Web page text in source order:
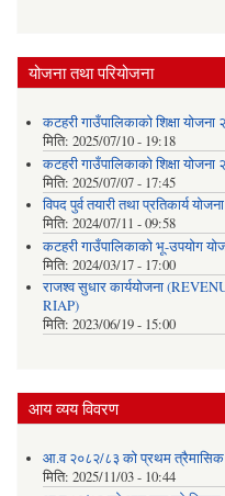
योजना तथा परियोजना
कटहरी गाउँपालिकाको शिक्षा
मिति: 2025/07/10 - 19:18
कटहरी गाउँपालिकाको शिक्षा
मिति: 2025/07/07 - 17:45
विपद पुर्व तयारी तथा प्रतिकार्य
मिति: 2024/07/11 - 09:58
कटहरी गाउँपालिकाको भू-उपयोग
मिति: 2024/03/17 - 17:00
राजश्व सुधार कार्ययोजना
RIAP)
मिति: 2023/06/19 - 15:00
आय व्यय विवरण
आ.व २०८२/८३ को प्रथम
मिति: 2025/11/03 - 10:44